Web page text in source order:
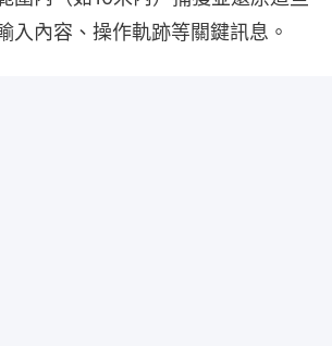
入內容、操作軌跡等關鍵訊息。